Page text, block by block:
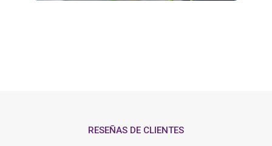
RESEÑAS DE CLIENTES